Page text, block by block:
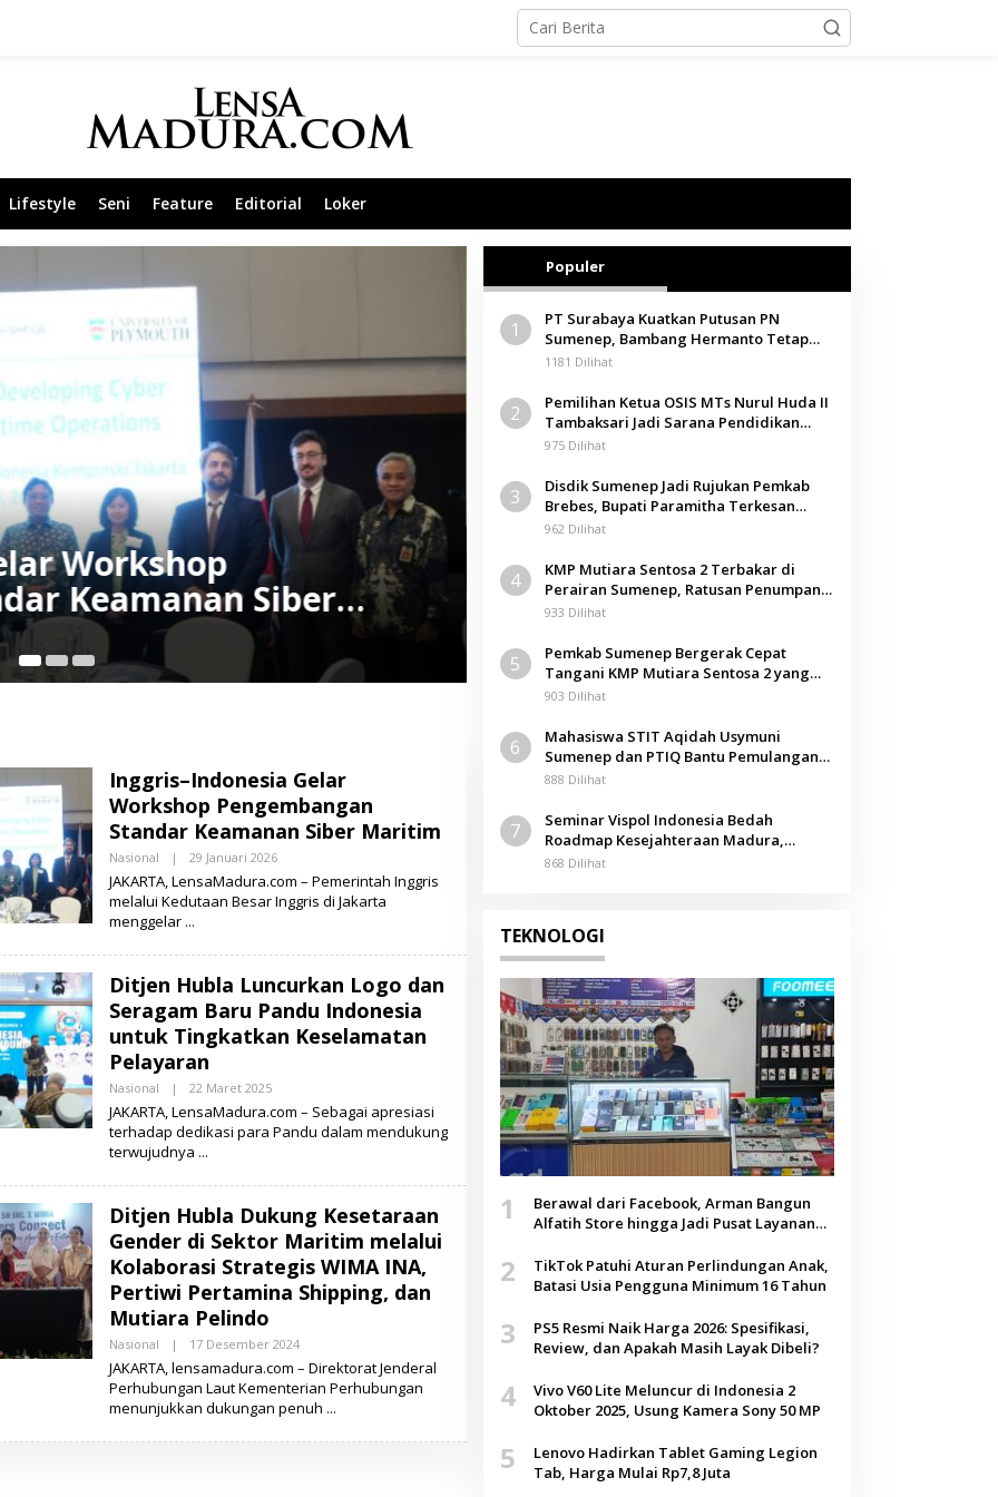
Lifestyle Seni Feature Editorial Loker
Logo dan Seragam
untuk Tingkatkan
Nasional
Ditjen Hubla Dukung
Sektor Maritim melalui
Mutiara Pelindo
Inggris–Indonesia Gelar
Workshop Pengembangan
Standar Keamanan Siber Maritim
Nasional | 29 Januari 2026O
E
H
A
M
A
U
JAKARTA, LensaMadura.com – Pemerintah Inggris
melalui Kedutaan Besar Inggris di Jakarta
menggelar
Ditjen Hubla Luncurkan Logo dan
Seragam Baru Pandu Indonesia
untuk Tingkatkan Keselamatan
Pelayaran
Nasional | 22 Maret 2025O
E
H
A
M
A
U
R
A
JAKARTA, LensaMadura.com – Sebagai apresiasi
terhadap dedikasi para Pandu dalam mendukung
terwujudnya
Ditjen Hubla Dukung Kesetaraan
Gender di Sektor Maritim melalui
Kolaborasi Strategis WIMA INA,
Pertiwi Pertamina Shipping, dan
Mutiara Pelindo
Nasional | 17 Desember 2024O
E
H
L
JAKARTA, lensamadura.com – Direktorat Jenderal
Perhubungan Laut Kementerian Perhubungan
menunjukkan dukungan penuh
Populer
1
PT Surabaya Kuatkan Putusan PN
Sumenep, Bambang Hermanto Tetap
Dinyatakan Pemilik Sah Tanah di
1181 Dilihat
2
Pemilihan Ketua OSIS MTs Nurul Huda II
Tambaksari Jadi Sarana Pendidikan
Demokrasi bagi Siswa
975 Dilihat
3
Disdik Sumenep Jadi Rujukan Pemkab
Brebes, Bupati Paramitha Terkesan
Pendidikan Berbasis Budaya
962 Dilihat
4
KMP Mutiara Sentosa 2 Terbakar di
Perairan Sumenep, Ratusan Penumpang
Dievakuasi
933 Dilihat
5
Pemkab Sumenep Bergerak Cepat
Tangani KMP Mutiara Sentosa 2 yang
Terbakar
903 Dilihat
6
Mahasiswa STIT Aqidah Usymuni
Sumenep dan PTIQ Bantu Pemulangan
Jenazah WNI Asal Aceh di Malaysia
888 Dilihat
7
Seminar Vispol Indonesia Bedah
Roadmap Kesejahteraan Madura,
Pendidikan dan Hilirisasi Jadi Kunci
868 Dilihat
TEKNOLOGI
1
Berawal dari Facebook, Arman Bangun
Alfatih Store hingga Jadi Pusat Layanan
2
TikTok Patuhi Aturan Perlindungan Anak,
Batasi Usia Pengguna Minimum 16 Tahun
3
PS5 Resmi Naik Harga 2026: Spesifikasi,
Review, dan Apakah Masih Layak Dibeli?
4
Vivo V60 Lite Meluncur di Indonesia 2
Oktober 2025, Usung Kamera Sony 50 MP
5
Lenovo Hadirkan Tablet Gaming Legion
Tab, Harga Mulai Rp7,8 Juta